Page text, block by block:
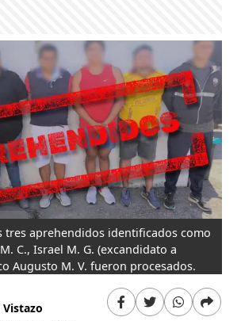
tres aprehendidos identificados como
C., Israel M. G. (excandidato a
Augusto M. V. fueron procesados.
Vistazo